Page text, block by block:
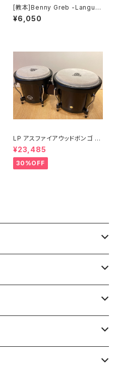
[教本]Benny Greb -Langua
ge of Drumming-日本語翻訳
版
¥6,050
LP アスファイアウッドボンゴ LP
A601-DW (ダークウッド)
¥23,485
30%OFF